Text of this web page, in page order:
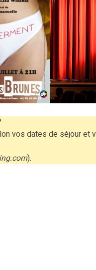
vos dates de séjour et
).